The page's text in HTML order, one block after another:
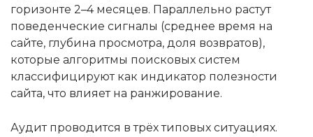
горизонте 2–4 месяцев. Параллельно растут
поведенческие сигналы (среднее время на
сайте, глубина просмотра, доля возвратов),
которые алгоритмы поисковых систем
классифицируют как индикатор полезности
сайта, что влияет на ранжирование.
Аудит проводится в трёх типовых ситуациях.